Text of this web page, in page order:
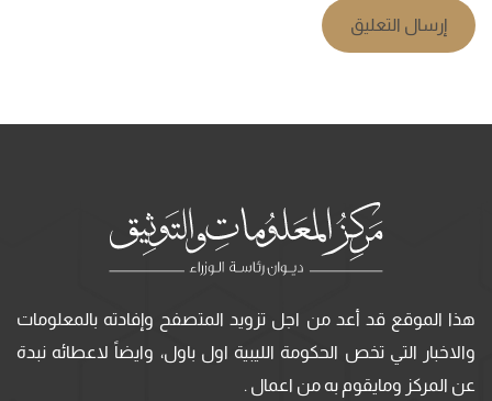
إرسال التعليق
هذا الموقع قد أعد من اجل تزويد المتصفح وإفادته بالمعلومات
والاخبار التي تخص الحكومة الليبية اول باول، وايضاً لاعطائه نبدة
عن المركز ومايقوم به من اعمال .